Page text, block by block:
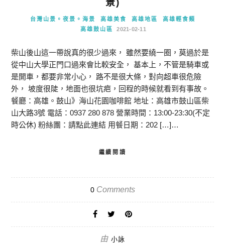
景)
台灣山景。夜景。海景 高雄美食 高雄地區
高雄輕食類
高雄鼓山區
2021-02-11
柴山後山這一帶說真的很少過來， 雖然要繞一圈，莫過於是
從中山大學正門口過來會比較安全， 基本上，不管是騎車或
是開車，都要非常小心， 路不是很大條，對向超車很危險
外， 坡度很陡，地面也很坑疤，回程的時候就看到有事故。
餐廳：高雄。鼓山》海山花園咖啡館 地址：高雄市鼓山區柴
山大路3號 電話：0937 280 878 營業時間：13:00-23:30(不定
時公休) 粉絲團：請點此連結 用餐日期：202 […]…
繼續閱讀
0Comments
由 小詠